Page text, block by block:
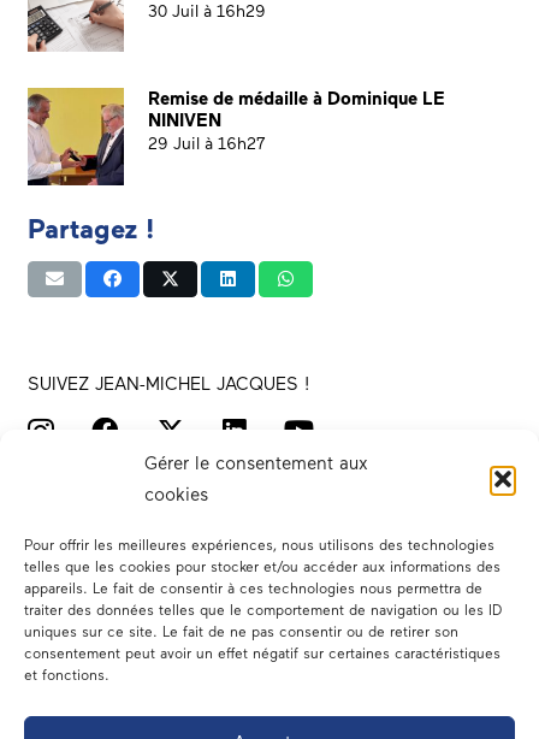
Gérer le consentement aux
cookies
Pour offrir les meilleures expériences, nous utilisons des technologies
telles que les cookies pour stocker et/ou accéder aux informations des
appareils. Le fait de consentir à ces technologies nous permettra de
traiter des données telles que le comportement de navigation ou les ID
uniques sur ce site. Le fait de ne pas consentir ou de retirer son
consentement peut avoir un effet négatif sur certaines caractéristiques
et fonctions.
30 Juil à 16h29
Remise de médaille à Dominique LE
NINIVEN
29 Juil à 16h27
Partagez !
SUIVEZ JEAN-MICHEL JACQUES !
Votre député
Dans les médias